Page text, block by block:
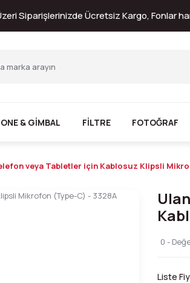
Siparişlerinizde Ücretsiz Kargo, Fonlar
& GİMBAL FİLTRE FOTOĞRAF
veya Tabletler için Kablosuz Klipsli
0 -
Liste